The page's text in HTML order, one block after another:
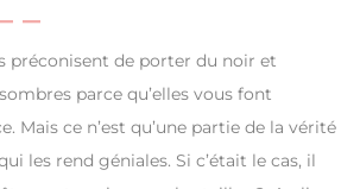
préconisent de porter du noir et
parce qu’elles vous font
Mais ce n’est qu’une partie de la vérité
les rend géniales. Si c’était le cas, il